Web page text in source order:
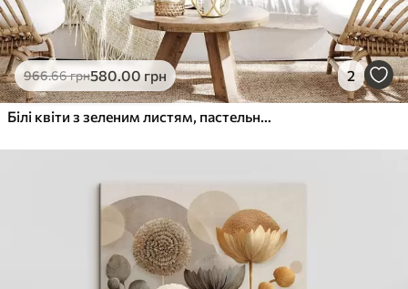
Екологічний матеріал
Еко-Преміум
Від .00 грн
✓Яскраві, насичені кольори
Поверхня з текстурою полотна
Екологічний матеріал
966.66грн580.00 грн 2
Білі квіти з зеленим листям, пастельний фон